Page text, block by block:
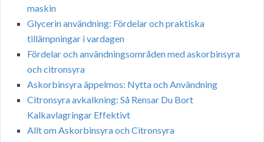
maskin
Glycerin användning: Fördelar och praktiska
tillämpningar i vardagen
Fördelar och användningsområden med askorbinsyra
och citronsyra
Askorbinsyra äppelmos: Nytta och Användning
Citronsyra avkalkning: Så Rensar Du Bort
Kalkavlagringar Effektivt
Allt om Askorbinsyra och Citronsyra